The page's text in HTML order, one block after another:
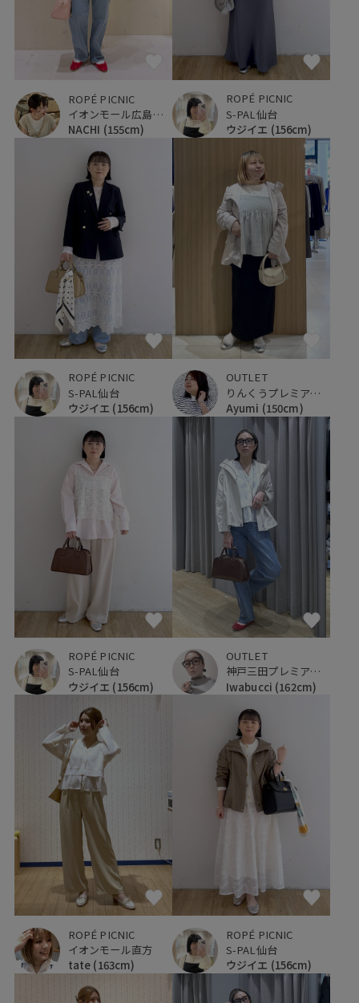
ROPÉ PICNIC
イオンモール広島府中
NACHI (155cm)
ROPÉ PICNIC
S-PAL仙台
ウジイエ (156cm)
ROPÉ PICNIC
S-PAL仙台
ウジイエ (156cm)
OUTLET
りんくうプレミアム・アウトレット
Ayumi (150cm)
ROPÉ PICNIC
S-PAL仙台
ウジイエ (156cm)
OUTLET
神戸三田プレミアム・アウトレット
Iwabucci (162cm)
ROPÉ PICNIC
イオンモール直方
tate (163cm)
ROPÉ PICNIC
S-PAL仙台
ウジイエ (156cm)